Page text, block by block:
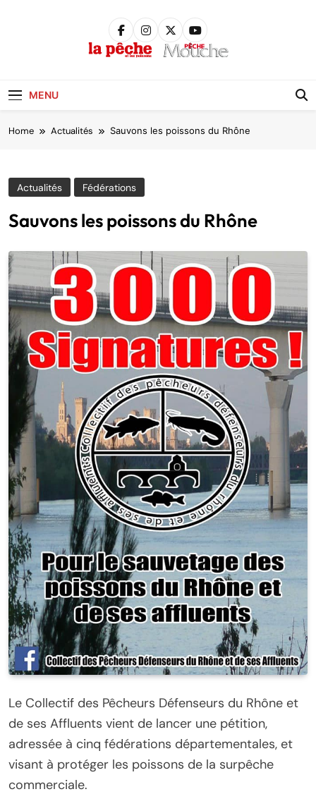
MENU
Home Actualités Sauvons les poissons du Rhône
Actualités Fédérations
Sauvons les poissons du Rhône
Le Collectif des Pêcheurs Défenseurs du Rhône et
de ses Affluents vient de lancer une pétition,
adressée à cinq fédérations départementales, et
visant à protéger les poissons de la surpêche
commerciale.